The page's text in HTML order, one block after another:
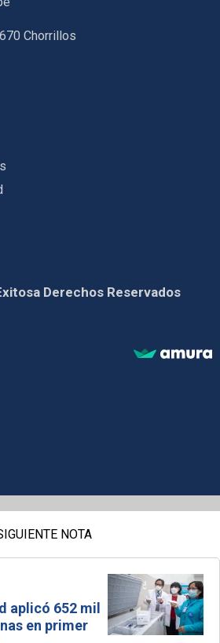
Chorrillos
Derechos Reservados
NOTA
aplicó 652 mil
en primer